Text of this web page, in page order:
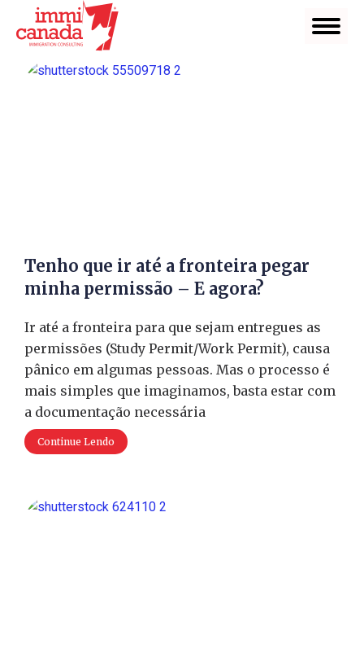
Tenho que ir até a fronteira pegar
minha permissão – E agora?
Ir até a fronteira para que sejam entregues as
permissões (Study Permit/Work Permit), causa
pânico em algumas pessoas. Mas o processo é
mais simples que imaginamos, basta estar com
a documentação necessária
Continue Lendo